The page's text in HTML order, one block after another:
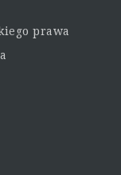
prawa